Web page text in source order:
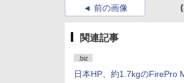
前の画像
関連記事
.biz
日本HP、約1.7kgのFirePro